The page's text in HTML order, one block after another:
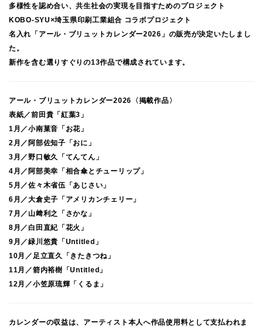
多様性を認め合い、共生社会の実現を目指すためのプロジェクト
KOBO-SYU×埼玉県印刷工業組合 コラボプロジェクト
名入れ「アール・ブリュットカレンダー2026」の販売が決定いたしまし
た。
新作を含む選りすぐりの13作品で構成されています。
アール・ブリュットカレンダー2026〈掲載作品〉
表紙／前田貴「紅葉3」
1月／小南菓音「お花」
2月／阿部佐知子「おに」
3月／野口敏久「てんてん」
4月／阿部美幸「相合傘とチューリップ」
5月／佐々木省伍「あじさい」
6月／大倉史子「アメリカンチェリー」
7月／山﨑利之「さかな」
8月／白田直紀「花火」
9月／緑川悠貴「Untitled」
10月／足立直久「きたきつね」
11月／箭内裕樹「Untitled」
12月／小笠原琉輝「くるま」
カレンダーの収益は、アーティスト本人へ作品使用料として支払われま